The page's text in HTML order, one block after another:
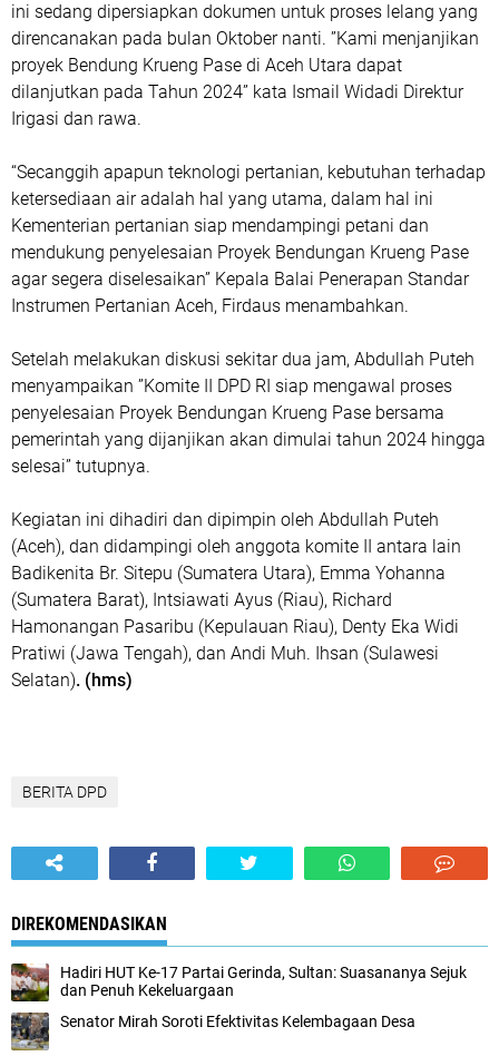
ini sedang dipersiapkan dokumen untuk proses lelang yang
direncanakan pada bulan Oktober nanti. ”Kami menjanjikan
proyek Bendung Krueng Pase di Aceh Utara dapat
dilanjutkan pada Tahun 2024” kata Ismail Widadi Direktur
Irigasi dan rawa.
“Secanggih apapun teknologi pertanian, kebutuhan terhadap
ketersediaan air adalah hal yang utama, dalam hal ini
Kementerian pertanian siap mendampingi petani dan
mendukung penyelesaian Proyek Bendungan Krueng Pase
agar segera diselesaikan” Kepala Balai Penerapan Standar
Instrumen Pertanian Aceh, Firdaus menambahkan.
Setelah melakukan diskusi sekitar dua jam, Abdullah Puteh
menyampaikan ”Komite II DPD RI siap mengawal proses
penyelesaian Proyek Bendungan Krueng Pase bersama
pemerintah yang dijanjikan akan dimulai tahun 2024 hingga
selesai” tutupnya.
Kegiatan ini dihadiri dan dipimpin oleh Abdullah Puteh
(Aceh), dan didampingi oleh anggota komite II antara lain
Badikenita Br. Sitepu (Sumatera Utara), Emma Yohanna
(Sumatera Barat), Intsiawati Ayus (Riau), Richard
Hamonangan Pasaribu (Kepulauan Riau), Denty Eka Widi
Pratiwi (Jawa Tengah), dan Andi Muh. Ihsan (Sulawesi
Selatan). (hms)
BERITA DPD
DIREKOMENDASIKAN
Hadiri HUT Ke-17 Partai Gerinda, Sultan: Suasananya Sejuk
dan Penuh Kekeluargaan
Senator Mirah Soroti Efektivitas Kelembagaan Desa